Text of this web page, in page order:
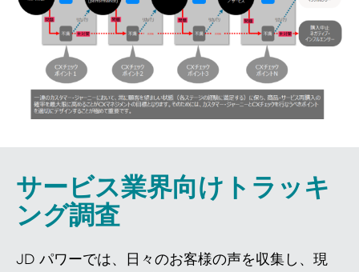
サービス業界向けトラッキ
ング調査
JD パワーでは、日々のお客様の声を収集し、現